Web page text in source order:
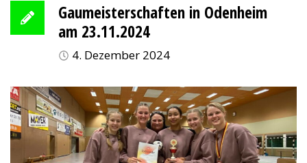
Gaumeisterschaften in Odenheim
am 23.11.2024
4. Dezember 2024